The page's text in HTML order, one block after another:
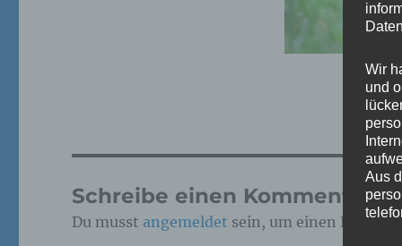
Schreibe einen Kommentar
Du musst angemeldet sein, um einen
Wir
und
Aus